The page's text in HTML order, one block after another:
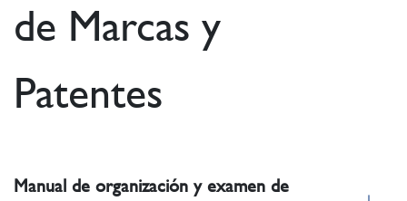
de Marcas y
Patentes
Manual de organización y examen de